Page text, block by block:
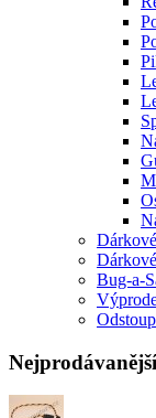
Bug-a-
Nejprodávanější